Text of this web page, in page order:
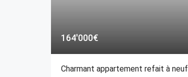
164'000€
Charmant appartement refait à neuf